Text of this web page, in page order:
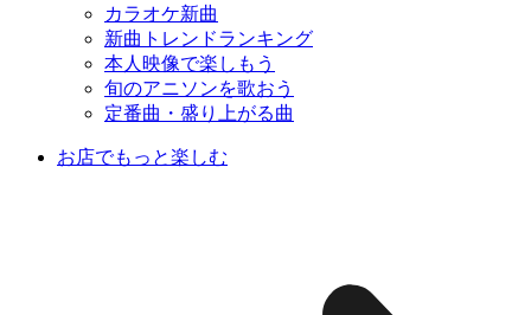
カラオケ新曲
新曲トレンドランキング
本人映像で楽しもう
旬のアニソンを歌おう
定番曲・盛り上がる曲
お店でもっと楽しむ